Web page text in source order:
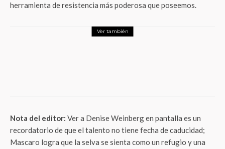
herramienta de resistencia más poderosa que poseemos.
Ver también
Nota del editor: Ver a Denise Weinberg en pantalla es un
recordatorio de que el talento no tiene fecha de caducidad;
Mascaro logra que la selva se sienta como un refugio y una